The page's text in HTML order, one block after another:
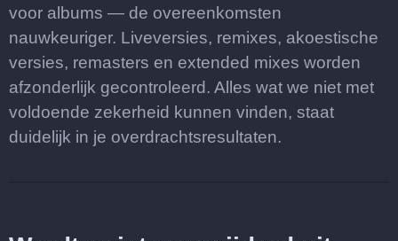
voor albums — de overeenkomsten
nauwkeuriger. Liveversies, remixes, akoestische
versies, remasters en extended mixes worden
afzonderlijk gecontroleerd. Alles wat we niet met
voldoende zekerheid kunnen vinden, staat
duidelijk in je overdrachtsresultaten.